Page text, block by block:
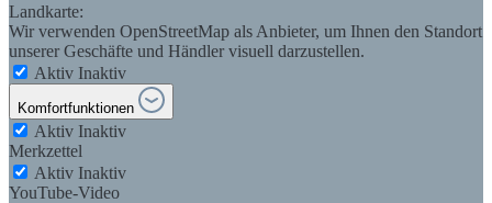
Landkarte:
Wir verwenden OpenStreetMap als Anbieter, um Ihnen den Standort
unserer Geschäfte und Händler visuell darzustellen.
Aktiv Inaktiv
Komfortfunktionen
Aktiv Inaktiv
Merkzettel
Aktiv Inaktiv
YouTube-Video